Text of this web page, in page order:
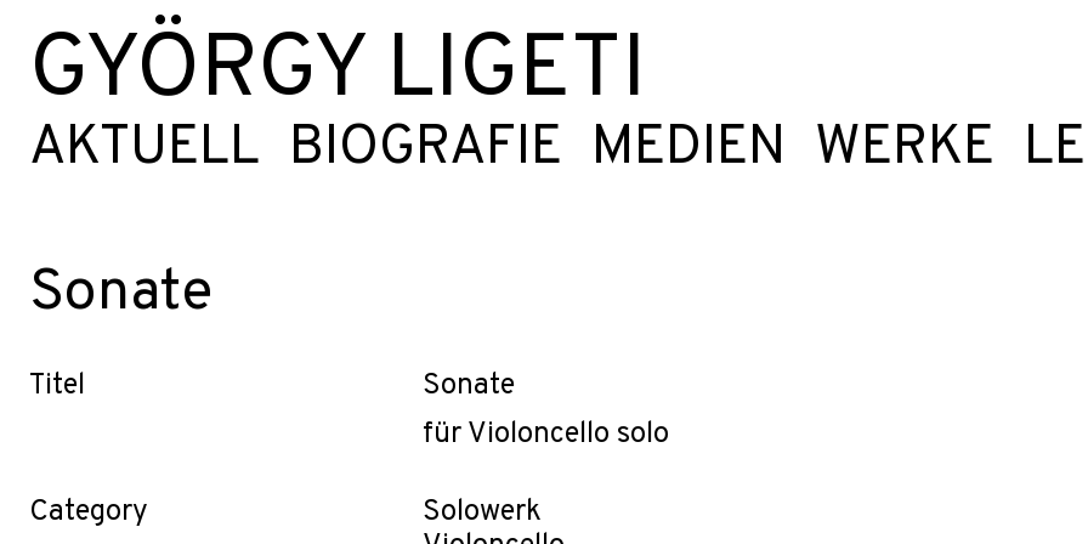
GYÖRGY LIGETI
AKTUELL BIOGRAFIE MEDIEN WERKE
Sonate
Titel
Sonate
für Violoncello solo
Category
Solowerk